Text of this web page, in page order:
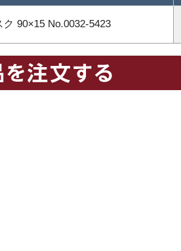
90×15 No.0032-5423